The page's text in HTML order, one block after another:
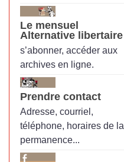
Le mensuel
Alternative libertaire
s’abonner, accéder aux
archives en ligne.
Prendre contact
Adresse, courriel,
téléphone, horaires de la
permanence...